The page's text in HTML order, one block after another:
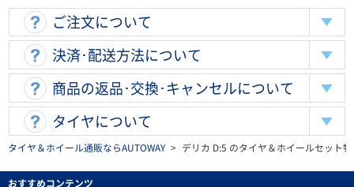
ご注文について
決済･配送方法について
商品の返品･交換･キャンセルについて
タイヤについて
タイヤ＆ホイール通販ならAUTOWAY > デリカ D:5 のタイヤ＆ホイールセット
おすすめコンテンツ